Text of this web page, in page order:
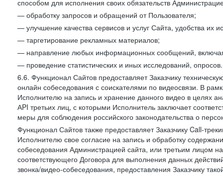
способом для исполнения своих обязательств
— обработку запросов и обращений от Пользователя;
— улучшение качества сервисов и услуг Сайта, удобства их
— таргетирование рекламных материалов;
— направление любых информационных сообщений,
— проведение статистических и иных исследований, опросов.
6.6. Функционал Сайтов предоставляет Заказчику
онлайн собеседования с соискателями по видеосвязи. В
Исполнителю на запись и хранение данного видео в целях
АPI третьих лиц, с которыми Исполнитель заключает
меры для соблюдения российского законодательства о
Функционал Сайтов также предоставляет Заказчику Call-
Исполнителю свое согласие на запись и обработку
собеседования Администрацией сайта, или третьим лицом
соответствующего Договора для выполнения данных
звонка/видео-собеседования, предоставления Заказчику